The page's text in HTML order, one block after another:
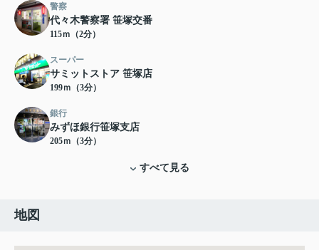
警察
代々木警察署 笹塚交番
115ｍ（2分）
スーパー
サミットストア 笹塚店
199ｍ（3分）
銀行
みずほ銀行笹塚支店
205ｍ（3分）
すべて見る
地図